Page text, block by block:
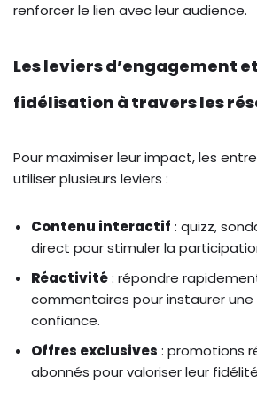
renforcer le lien avec leur audience.
Les leviers d’engagement
fidélisation à travers les
Pour maximiser leur impact, les
utiliser plusieurs leviers :
Contenu interactif : quizz,
direct pour stimuler la
Réactivité: répondre
commentaires pour instaurer
confiance.
Offres exclusives : promotions
abonnés pour valoriser leur